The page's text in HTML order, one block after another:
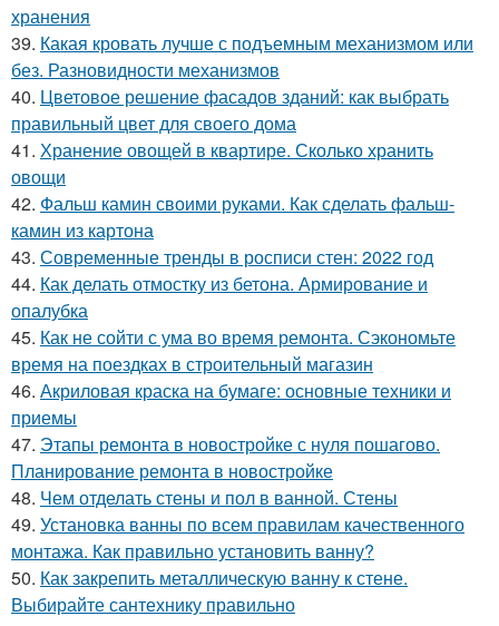
хранения
39. Какая кровать лучше с подъемным механизмом или
без. Разновидности механизмов
40. Цветовое решение фасадов зданий: как выбрать
правильный цвет для своего дома
41. Хранение овощей в квартире. Сколько хранить
овощи
42. Фальш камин своими руками. Как сделать фальш-
камин из картона
43. Современные тренды в росписи стен: 2022 год
44. Как делать отмостку из бетона. Армирование и
опалубка
45. Как не сойти с ума во время ремонта. Сэкономьте
время на поездках в строительный магазин
46. Акриловая краска на бумаге: основные техники и
приемы
47. Этапы ремонта в новостройке с нуля пошагово.
Планирование ремонта в новостройке
48. Чем отделать стены и пол в ванной. Стены
49. Установка ванны по всем правилам качественного
монтажа. Как правильно установить ванну?
50. Как закрепить металлическую ванну к стене.
Выбирайте сантехнику правильно